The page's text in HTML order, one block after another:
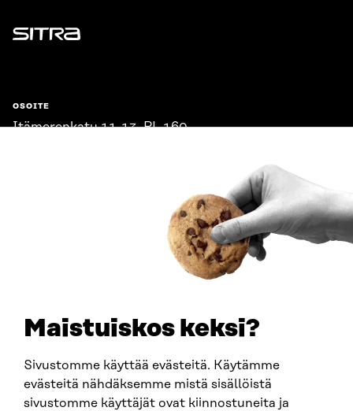
Maistuiskos keksi?
Sivustomme käyttää evästeitä. Käytämme
evästeitä nähdäksemme mistä sisällöistä
sivustomme käyttäjät ovat kiinnostuneita ja
Sitra
OSOITE
Itämerenkatu 11-13, PL 160,
SITRA SOSIAALISESSA MEDIASSA